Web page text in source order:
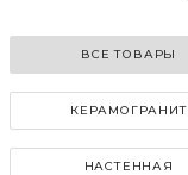
ВСЕ ТОВАРЫ
КЕРАМОГРАНИТ
НАСТЕННАЯ